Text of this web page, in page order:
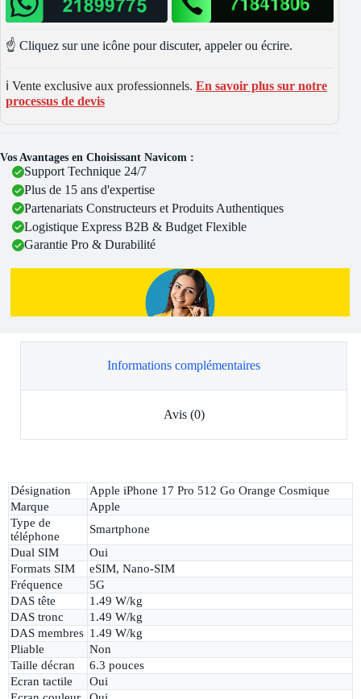
☝️ Cliquez sur une icône pour discuter, appeler ou écrire.
ℹ️ Vente exclusive aux professionnels. En savoir plus sur notre
processus de devis
Vos Avantages en Choisissant Navicom :
Support Technique 24/7
Plus de 15 ans d'expertise
Partenariats Constructeurs et Produits Authentiques
Logistique Express B2B & Budget Flexible
Garantie Pro & Durabilité
Informations complémentaires
Avis (0)
Désignation
Apple iPhone 17 Pro 512 Go Orange Cosmique
Marque
Apple
Type de
téléphone
Smartphone
Dual SIM
Oui
Formats SIM
eSIM, Nano-SIM
Fréquence
5G
DAS tête
1.49 W/kg
DAS tronc
1.49 W/kg
DAS membres 1.49 W/kg
Pliable
Non
Taille décran
6.3 pouces
Ecran tactile
Oui